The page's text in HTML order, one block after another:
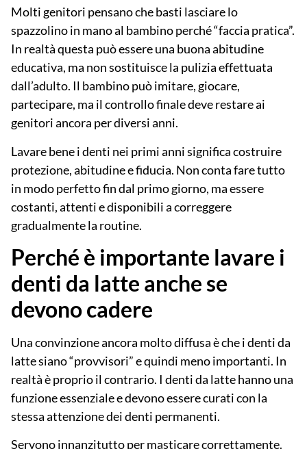
Molti genitori pensano che basti lasciare lo
spazzolino in mano al bambino perché “faccia pratica”.
In realtà questa può essere una buona abitudine
educativa, ma non sostituisce la pulizia effettuata
dall’adulto. Il bambino può imitare, giocare,
partecipare, ma il controllo finale deve restare ai
genitori ancora per diversi anni.
Lavare bene i denti nei primi anni significa costruire
protezione, abitudine e fiducia. Non conta fare tutto
in modo perfetto fin dal primo giorno, ma essere
costanti, attenti e disponibili a correggere
gradualmente la routine.
Perché è importante lavare i
denti da latte anche se
devono cadere
Una convinzione ancora molto diffusa è che i denti da
latte siano “provvisori” e quindi meno importanti. In
realtà è proprio il contrario. I denti da latte hanno una
funzioneessenzialee devono essere curati con la
stessa attenzione dei denti permanenti.
Servono innanzitutto per masticare correttamente.